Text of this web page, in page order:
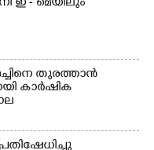
ഇ - മെയിലും
തുരത്താൻ
കാർഷിക